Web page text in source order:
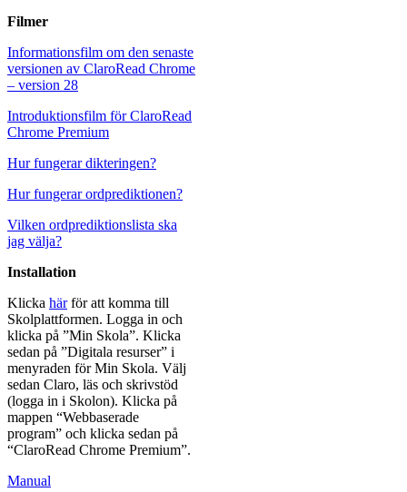
Filmer
Informationsfilm om den senaste
versionen av ClaroRead Chrome
– version 28
Introduktionsfilm för ClaroRead
Chrome Premium
Hur fungerar dikteringen?
Hur fungerar ordprediktionen?
Vilken ordprediktionslista ska
jag välja?
Installation
Klicka härför att komma till
Skolplattformen. Logga in och
klicka på ”Min Skola”. Klicka
sedan på ”Digitala resurser” i
menyraden för Min Skola. Välj
sedan Claro, läs och skrivstöd
(logga in i Skolon). Klicka på
mappen “Webbaserade
program” och klicka sedan på
“ClaroRead Chrome Premium”.
Manual